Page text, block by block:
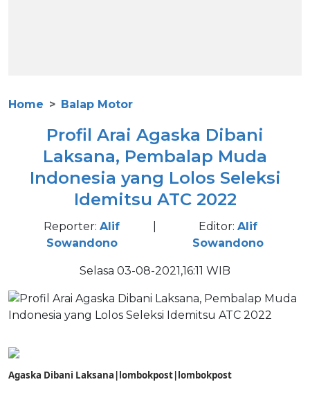
Home Balap Motor
Profil Arai Agaska Dibani
Laksana, Pembalap Muda
Indonesia yang Lolos Seleksi
Idemitsu ATC 2022
Reporter: Alif
Sowandono
Editor:Alif
Sowandono
Selasa 03-08-2021,16:11 WIB
Agaska Dibani Laksana|lombokpost|lombokpost